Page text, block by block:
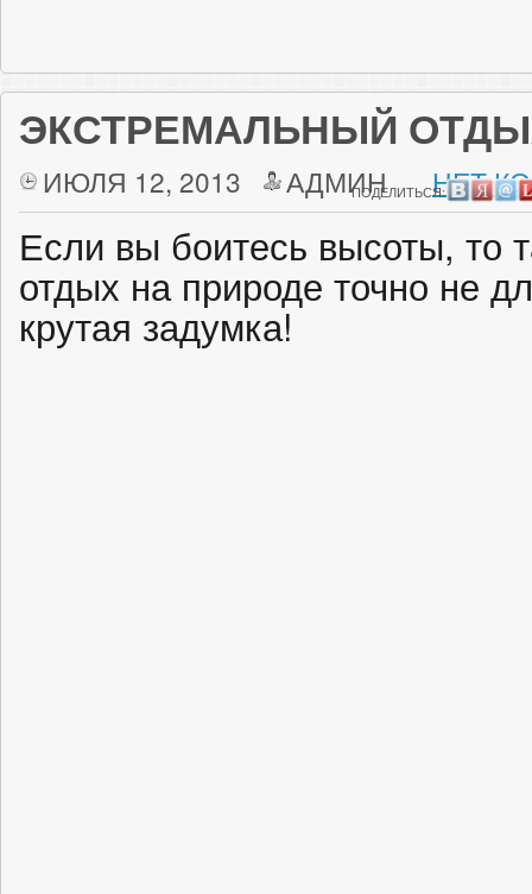
ЭКСТРЕМАЛЬНЫЙ
ИЮЛЯ 12, 2013 АДМИН НЕТ
ПОДЕЛИТЬСЯ:
Если вы боитесь высоты, то
отдых на природе точно не
крутая задумка!